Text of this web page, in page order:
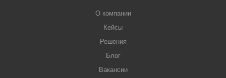
О компании
Кейсы
Решения
Блог
Вакансии